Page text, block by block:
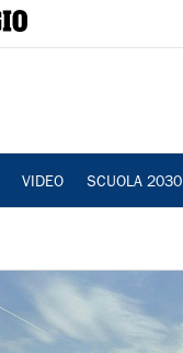
VIDEO SCUOLA 2030